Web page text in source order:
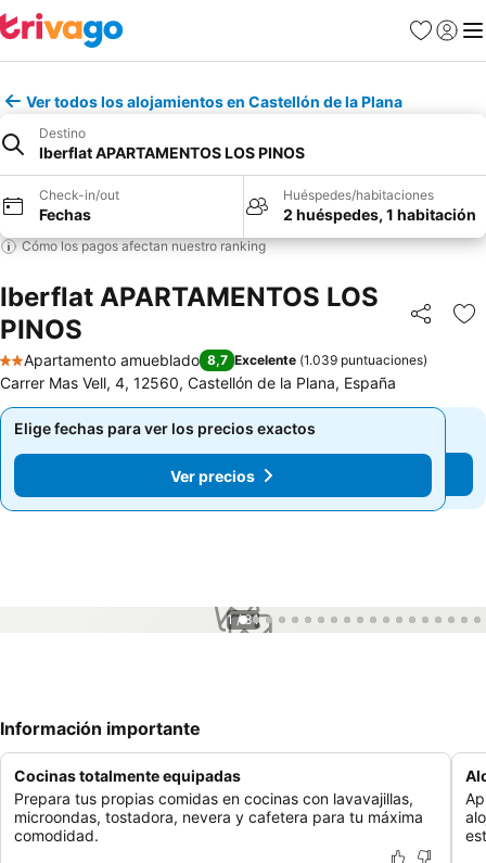
Favoritos
Iniciar
Ver todos los alojamientos en Castellón de la Plana
Destino
Iberflat APARTAMENTOS LOS PINOS
Check-in/out
Fechas
Huéspedes/habitaciones
2 huéspedes, 1 habitación
Cómo los pagos afectan nuestro ranking
Iberflat APARTAMENTOS LOS
PINOS
Compartir
2 Estrellas
Apartamento amueblado 8,7 Excelente (1.039 puntuaciones)
Carrer Mas Vell, 4, 12560, Castellón de la Plana, España
Elige fechas para ver los precios exactos
Ver precios
Elige fechas para ver los precios exactos
Ver precios
1 / 31
Información importante
Cocinas totalmente equipadas
Prepara tus propias comidas en cocinas con lavavajillas,
microondas, tostadora, nevera y cafetera para tu máxima
comodidad.